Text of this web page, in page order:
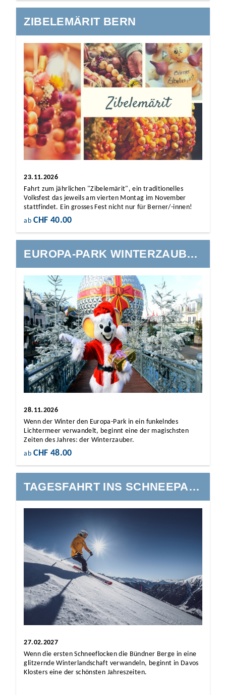
ZIBELEMÄRIT BERN
23.11.2026
Fahrt zum jährlichen "Zibelemärit", ein traditionelles
Volksfest das jeweils am vierten Montag im November
stattfindet. Ein grosses Fest nicht nur für Berner/-innen!
ab CHF 40.00
EUROPA-PARK WINTERZAUBER
28.11.2026
Wenn der Winter den Europa-Park in ein funkelndes
Lichtermeer verwandelt, beginnt eine der magischsten
Zeiten des Jahres: der Winterzauber.
ab CHF 48.00
TAGESFAHRT INS SCHNEEPARADIES DAVOS-KLOSTER
27.02.2027
Wenn die ersten Schneeflocken die Bündner Berge in eine
glitzernde Winterlandschaft verwandeln, beginnt in Davos
Klosters eine der schönsten Jahreszeiten.